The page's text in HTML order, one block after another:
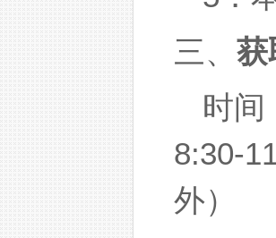
三、 获
时间
8:30-
外）